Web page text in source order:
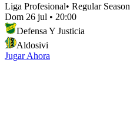
Liga Profesional• Regular Season
Dom 26 jul • 20:00
Defensa Y Justicia
Aldosivi
Jugar Ahora